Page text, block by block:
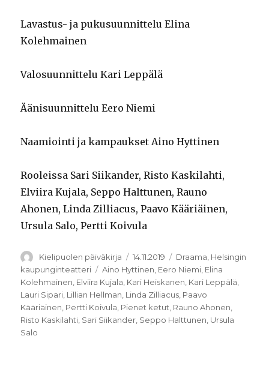
Lavastus- ja pukusuunnittelu Elina
Kolehmainen
Valosuunnittelu Kari Leppälä
Äänisuunnittelu Eero Niemi
Naamiointi ja kampaukset Aino Hyttinen
Rooleissa Sari Siikander, Risto Kaskilahti,
Elviira Kujala, Seppo Halttunen, Rauno
Ahonen, Linda Zilliacus, Paavo Kääriäinen,
Ursula Salo, Pertti Koivula
Kirjoittaja
Kielipuolen päiväkirja Julkaistu
14.11.2019 Kategoriat
Draama Helsingin
kaupunginteatteri
Avainsanat
Aino Hyttinen Eero Niemi Elina
Kolehmainen Elviira Kujala Kari Heiskanen Kari Leppälä
Lauri Sipari Lillian Hellman Linda Zilliacus Paavo
Kääriäinen Pertti Koivula Pienet ketut Rauno Ahonen
Risto Kaskilahti Sari Siikander Seppo Halttunen Ursula
Salo